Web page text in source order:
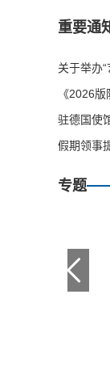
重要通
关于举办
《2026
驻德国使
假期领事
专题